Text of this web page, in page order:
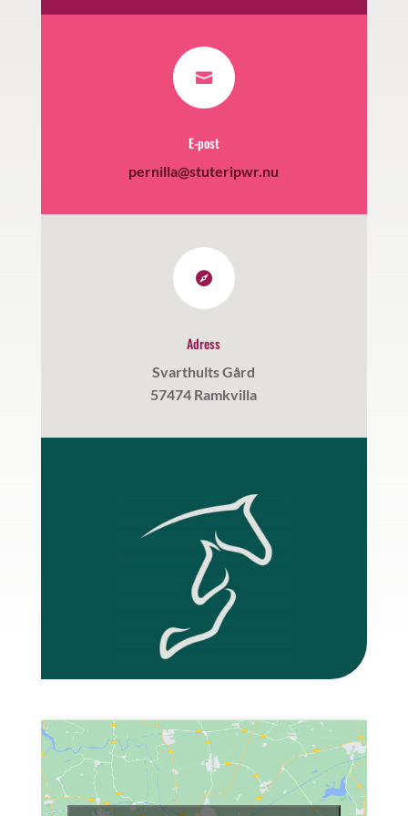

E-post
pernilla@stuteripwr.nu

Adress
Svarthults Gård
57474 Ramkvilla